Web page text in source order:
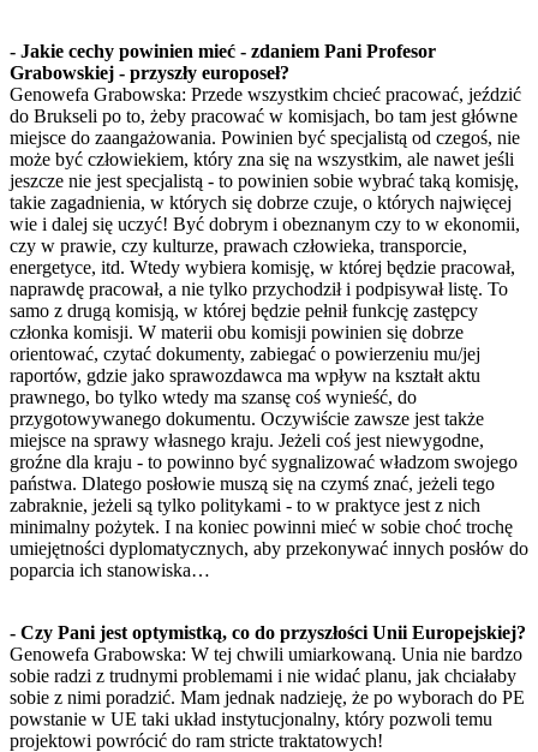
- Jakie cechy powinien mieć - zdaniem Pani Profesor
Grabowskiej - przyszły europoseł?
Genowefa Grabowska: Przede wszystkim chcieć pracować, jeździć
do Brukseli po to, żeby pracować w komisjach, bo tam jest główne
miejsce do zaangażowania. Powinien być specjalistą od czegoś, nie
może być człowiekiem, który zna się na wszystkim, ale nawet jeśli
jeszcze nie jest specjalistą - to powinien sobie wybrać taką komisję,
takie zagadnienia, w których się dobrze czuje, o których najwięcej
wie i dalej się uczyć! Być dobrym i obeznanym czy to w ekonomii,
czy w prawie, czy kulturze, prawach człowieka, transporcie,
energetyce, itd. Wtedy wybiera komisję, w której będzie pracował,
naprawdę pracował, a nie tylko przychodził i podpisywał listę. To
samo z drugą komisją, w której będzie pełnił funkcję zastępcy
członka komisji. W materii obu komisji powinien się dobrze
orientować, czytać dokumenty, zabiegać o powierzeniu mu/jej
raportów, gdzie jako sprawozdawca ma wpływ na kształt aktu
prawnego, bo tylko wtedy ma szansę coś wynieść, do
przygotowywanego dokumentu. Oczywiście zawsze jest także
miejsce na sprawy własnego kraju. Jeżeli coś jest niewygodne,
groźne dla kraju - to powinno być sygnalizować władzom swojego
państwa. Dlatego posłowie muszą się na czymś znać, jeżeli tego
zabraknie, jeżeli są tylko politykami - to w praktyce jest z nich
minimalny pożytek. I na koniec powinni mieć w sobie choć trochę
umiejętności dyplomatycznych, aby przekonywać innych posłów do
poparcia ich stanowiska…
- Czy Pani jest optymistką, co do przyszłości Unii Europejskiej?
Genowefa Grabowska: W tej chwili umiarkowaną. Unia nie bardzo
sobie radzi z trudnymi problemami i nie widać planu, jak chciałaby
sobie z nimi poradzić. Mam jednak nadzieję, że po wyborach do PE
powstanie w UE taki układ instytucjonalny, który pozwoli temu
projektowi powrócić do ram stricte traktatowych!